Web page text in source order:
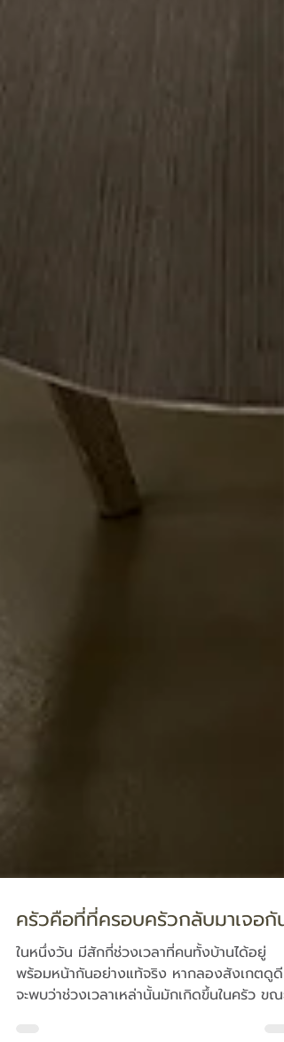
ครัวคือที่ที่ครอบครัวกลับมาเจอกัน
ในหนึ่งวัน มีสักกี่ช่วงเวลาที่คนทั้งบ้านได้อยู่
พร้อมหน้ากันอย่างแท้จริง หากลองสังเกตดูดี